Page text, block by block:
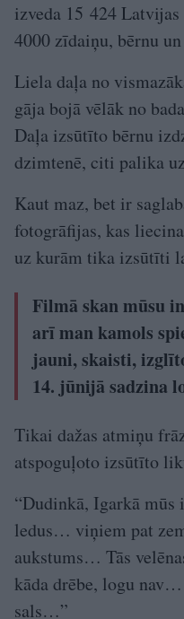
izveda 15 424
4000 zīdaiņu, bērnu
Liela daļa no
gāja bojā vēlāk no
Daļa izsūtīto bērnu
dzimtenē, citi palika
Kaut maz, bet ir
fotogrāfijas, kas
uz kurām tika izsūtīti
Filmā skan mūsu
arī man kamols
jauni, skaisti,
14. jūnijā sadzina
Tikai dažas atmiņu
atspoguļoto izsūtīto
“Dudinkā, Igarkā
ledus… viņiem pat
aukstums… Tās
kāda drēbe, logu
sals…”